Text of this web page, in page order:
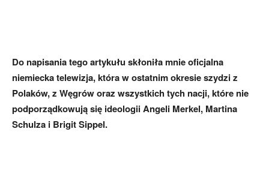
Do napisania tego artykułu skłoniła mnie oficjalna
niemiecka telewizja, która w ostatnim okresie szydzi z
Polaków, z Węgrów oraz wszystkich tych nacji, które nie
podporządkowują się ideologii Angeli Merkel, Martina
Schulza i Brigit Sippel.